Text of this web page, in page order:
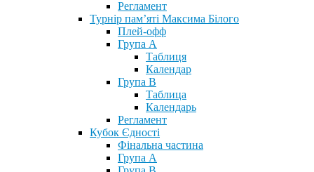
Регламент
Турнір пам’яті Максима Білого
Плей-офф
Група А
Таблиця
Календар
Група В
Таблица
Календарь
Регламент
Кубок Єдності
Фінальна частина
Група А